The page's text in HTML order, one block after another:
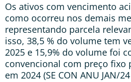
Os ativos com vencimento
como ocorreu nos demais
representando parcela
isso, 38,5 % do volume tem
2025 e 15,9% do volume foi
convencional com preço fixo
em 2024 (SE CON ANU JAN/